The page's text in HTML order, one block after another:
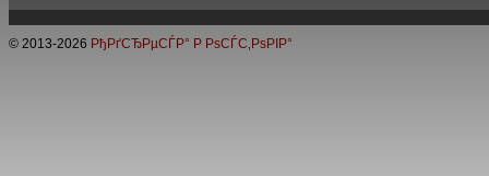
© 2013-2026 РђРґСЂРµСЃР° Р РѕСЃС‚РѕРІР°